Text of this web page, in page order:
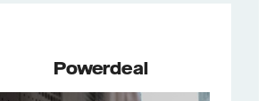
Powerdeal